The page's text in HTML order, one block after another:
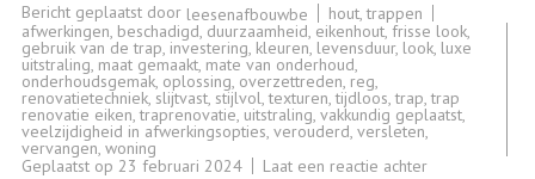
Bericht geplaatst door leesenafbouwbe hout,trappen
afwerkingen, beschadigd, duurzaamheid, eikenhout, frisse look,
gebruik van de trap, investering, kleuren, levensduur, look, luxe
uitstraling, maat gemaakt, mate van onderhoud,
onderhoudsgemak, oplossing, overzettreden, reg,
renovatietechniek, slijtvast, stijlvol,texturen,tijdloos,trap,trap
renovatie eiken,traprenovatie, uitstraling, vakkundig geplaatst,
veelzijdigheid in afwerkingsopties, verouderd, versleten,
vervangen, woning
Geplaatst op 23 februari 2024 Laat een reactie achterop